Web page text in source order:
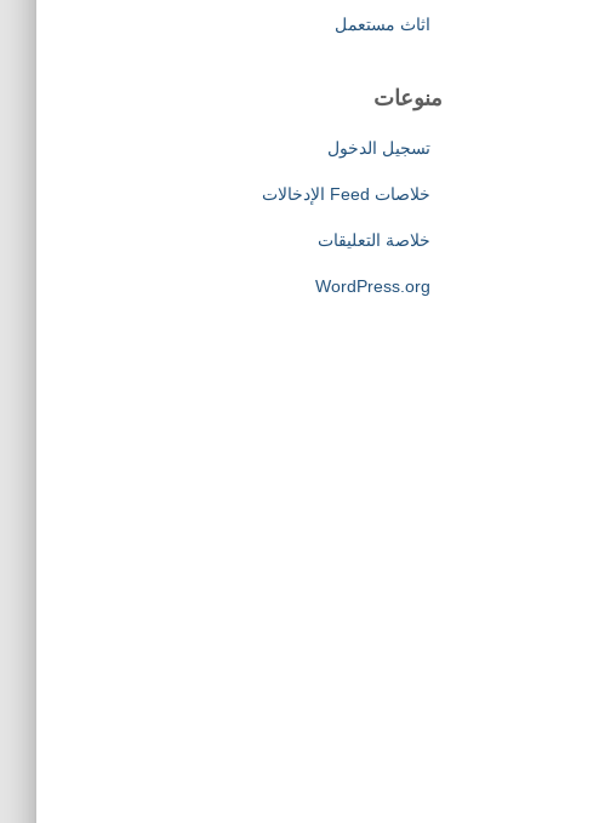
اثاث مستعمل
منوعات
تسجيل الدخول
خلاصات Feed الإدخالات
خلاصة التعليقات
WordPress.org